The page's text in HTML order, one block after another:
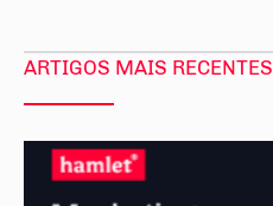
ARTIGOS MAIS RECENTES